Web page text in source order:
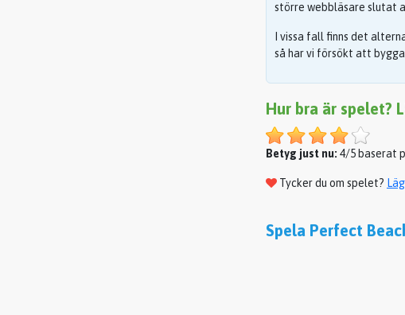
större webbläsare slutat
I vissa fall finns det
så har vi försökt att
Hur bra är spelet?
Betyg just nu: 4/5 baserat
Tycker du om spelet?
Spela Perfect